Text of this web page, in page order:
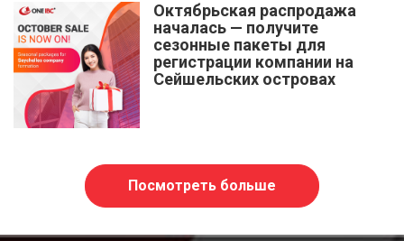
Октябрьская распродажа
началась — получите
сезонные пакеты для
регистрации компании на
Сейшельских островах
Посмотреть больше